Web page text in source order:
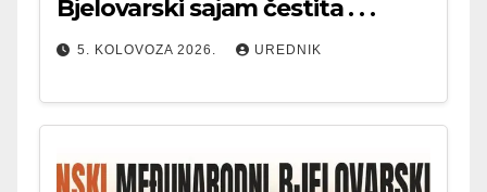
Bjelovarski sajam čestita . . .
5. KOLOVOZA 2026. UREDNIK